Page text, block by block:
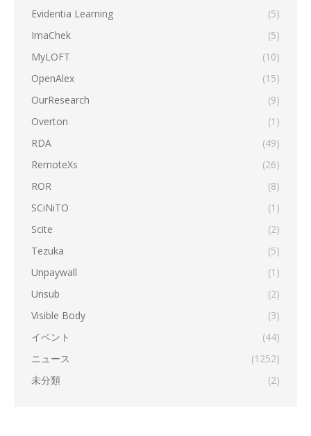
Evidentia Learning
(5)
ImaChek
(5)
MyLOFT
(10)
OpenAlex
(15)
OurResearch
(9)
Overton
(1)
RDA
(49)
RemoteXs
(26)
ROR
(8)
SCiNiTO
(1)
Scite
(2)
Tezuka
(5)
Unpaywall
(1)
Unsub
(2)
Visible Body
(3)
イベント
(44)
ニュース
(1252)
未分類
(2)